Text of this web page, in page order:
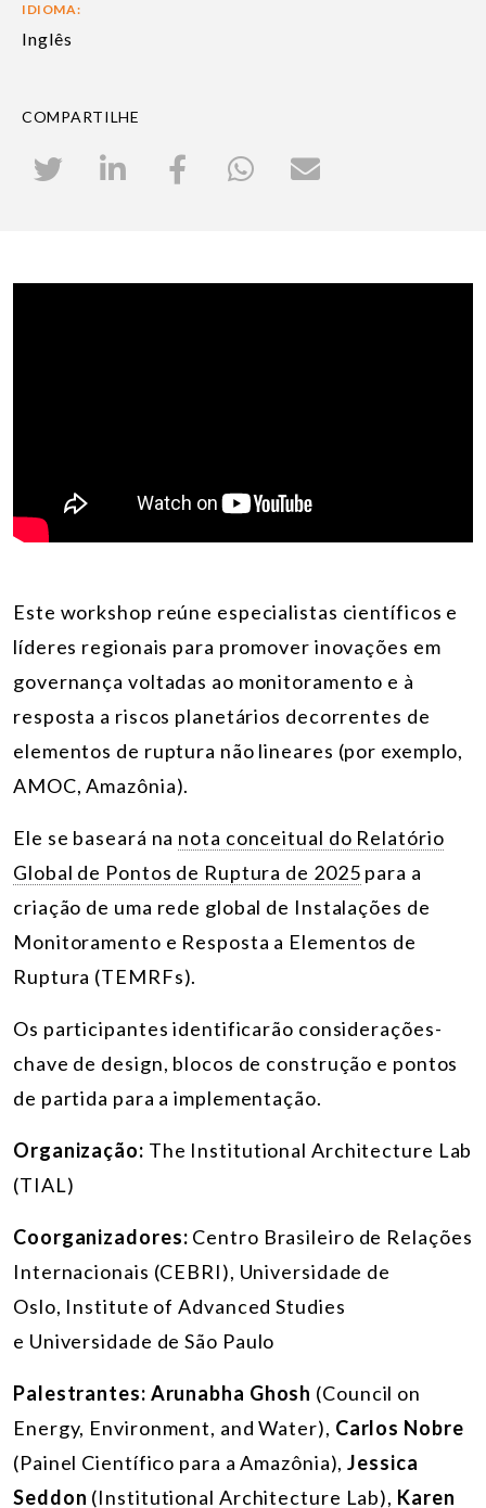
IDIOMA:
Inglês
COMPARTILHE
Este workshop reúne especialistas científicos e
líderes regionais para promover inovações em
governança voltadas ao monitoramento e à
resposta a riscos planetários decorrentes de
elementos de ruptura não lineares (por exemplo,
AMOC, Amazônia).
Ele se baseará na nota conceitual do Relatório
Global de Pontos de Ruptura de 2025 para a
criação de uma rede global de Instalações de
Monitoramento e Resposta a Elementos de
Ruptura (TEMRFs).
Os participantes identificarão considerações-
chave de design, blocos de construção e pontos
de partida para a implementação.
Organização: The Institutional Architecture Lab
(TIAL)
Coorganizadores: Centro Brasileiro de Relações
Internacionais (CEBRI), Universidade de
Oslo, Institute of Advanced Studies
e Universidade de São Paulo
Palestrantes: Arunabha Ghosh (Council on
Energy, Environment, and Water), Carlos Nobre
(Painel Científico para a Amazônia),Jessica
Seddon (Institutional Architecture Lab), Karen